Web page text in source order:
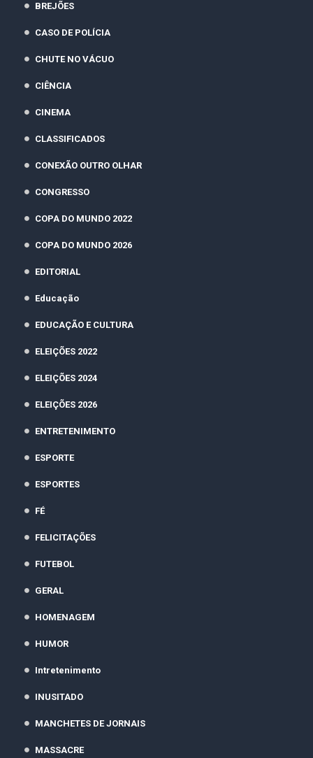
BREJÕES
CASO DE POLÍCIA
CHUTE NO VÁCUO
CIÊNCIA
CINEMA
CLASSIFICADOS
CONEXÃO OUTRO OLHAR
CONGRESSO
COPA DO MUNDO 2022
COPA DO MUNDO 2026
EDITORIAL
Educação
EDUCAÇÃO E CULTURA
ELEIÇÕES 2022
ELEIÇÕES 2024
ELEIÇÕES 2026
ENTRETENIMENTO
ESPORTE
ESPORTES
FÉ
FELICITAÇÕES
FUTEBOL
GERAL
HOMENAGEM
HUMOR
Intretenimento
INUSITADO
MANCHETES DE JORNAIS
MASSACRE